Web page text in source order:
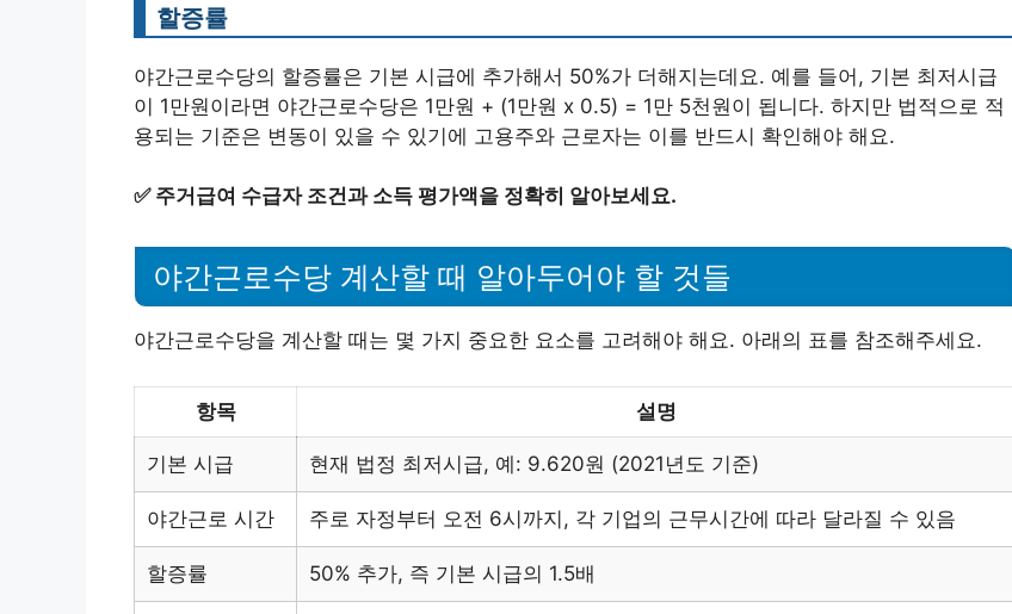
할증률
야간근로수당의 할증률은 기본 시급에 추가해서 50%가 더해지는데요. 예를 들어, 기본 최저시급
이 1만원이라면 야간근로수당은 1만원 + (1만원 x 0.5) = 1만 5천원이 됩니다. 하지만 법적으로 적
용되는 기준은 변동이 있을 수 있기에 고용주와 근로자는 이를 반드시 확인해야 해요.
✅ 주거급여 수급자 조건과 소득 평가액을 정확히 알아보세요.
야간근로수당 계산할 때 알아두어야 할 것들
야간근로수당을 계산할 때는 몇 가지 중요한 요소를 고려해야 해요. 아래의 표를 참조해주세요.
항목 설명
기본 시급 현재 법정 최저시급, 예: 9.620원 (2021년도 기준)
야간근로 시간 주로 자정부터 오전 6시까지, 각 기업의 근무시간에 따라 달라질 수 있음
할증률 50% 추가, 즉 기본 시급의 1.5배